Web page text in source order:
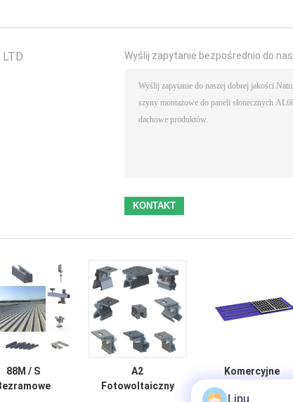
LTD Wyślij zapytanie bezpośrednio do nas
88M / S
A2
Fotowoltaiczny
Komercyjne
metalowe zaciski
Lipu